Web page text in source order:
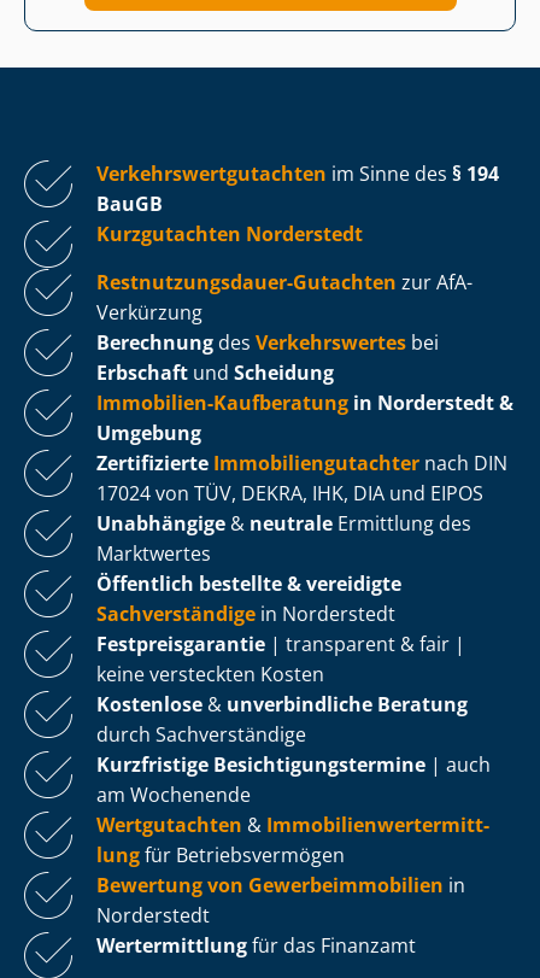
Ver­kehrs­wert­gut­ach­ten im Sinne des § 194
BauGB
Kurzgutachten Norderstedt
Rest­nut­zungs­dau­er-Gutachten zur AfA-
Verkürzung
Berechnung des Verkehrswertes bei
Erbschaft und Scheidung
Immobilien-Kaufberatung in Norderstedt &
Umgebung
Zertifizierte Im­mo­bi­li­en­gut­ach­ter nach DIN
17024 von TÜV, DEKRA, IHK, DIA und EIPOS
Unabhängige & neutrale Ermittlung des
Marktwertes
Öffentlich bestellte & vereidigte
Sachverständige in Norderstedt
Fest­preis­ga­ran­tie | transparent & fair |
keine versteckten Kosten
Kostenlose & unverbindliche Beratung
durch Sachverständige
Kurzfristige Be­sich­ti­gungs­ter­mi­ne | auch
am Wochenende
Wertgutachten & Im­mo­bi­li­en­wert­ermitt­
lungfür Be­triebs­ver­mö­gen
Bewertung von Ge­wer­be­im­mo­bi­li­en in
Norderstedt
Wertermittlungfür das Finanzamt